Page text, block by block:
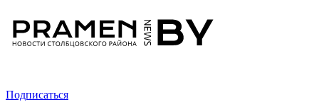
Подписаться